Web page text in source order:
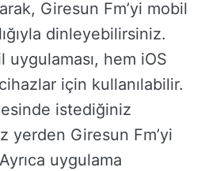
Giresun Fm’yi mobil
dinleyebilirsiniz.
uygulaması, hem iOS
için kullanılabilir.
istediğiniz
yerden Giresun Fm’yi
uygulama